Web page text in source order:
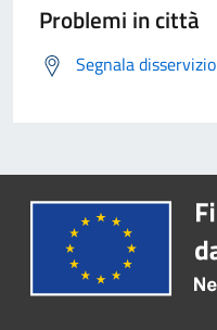
Problemi in città
Segnala disservizio